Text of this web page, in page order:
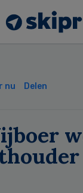
nu Delen